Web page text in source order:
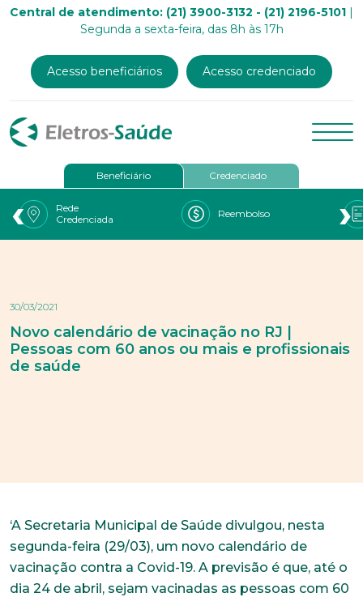
Central de atendimento: (21) 3900-3132 - (21) 2196-5101 |
Segunda a sexta-feira, das 8h às 17h
Acesso beneficiários Acesso credenciado
Beneficiário Credenciado
Rede
Credenciada
Reembolso
‹ ›
30/03/2021
Novo calendário de vacinação no RJ |
Pessoas com 60 anos ou mais e profissionais
de saúde
‘A Secretaria Municipal de Saúde divulgou, nesta
segunda-feira (29/03), um novo calendário de
vacinação contra a Covid-19. A previsão é que, até o
dia 24 de abril, sejam vacinadas as pessoas com 60